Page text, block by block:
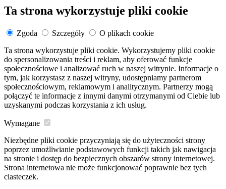
Ta strona wykorzystuje pliki cookie
Zgoda Szczegóły
O plikach cookie
Ta strona wykorzystuje pliki cookie. Wykorzystujemy pliki cookie
do spersonalizowania treści i reklam, aby oferować funkcje
społecznościowe i analizować ruch w naszej witrynie. Informacje o
tym, jak korzystasz z naszej witryny, udostępniamy partnerom
społecznościowym, reklamowym i analitycznym. Partnerzy mogą
połączyć te informacje z innymi danymi otrzymanymi od Ciebie lub
uzyskanymi podczas korzystania z ich usług.
Wymagane
Niezbędne pliki cookie przyczyniają się do użyteczności strony
poprzez umożliwianie podstawowych funkcji takich jak nawigacja
na stronie i dostęp do bezpiecznych obszarów strony internetowej.
Strona internetowa nie może funkcjonować poprawnie bez tych
ciasteczek.